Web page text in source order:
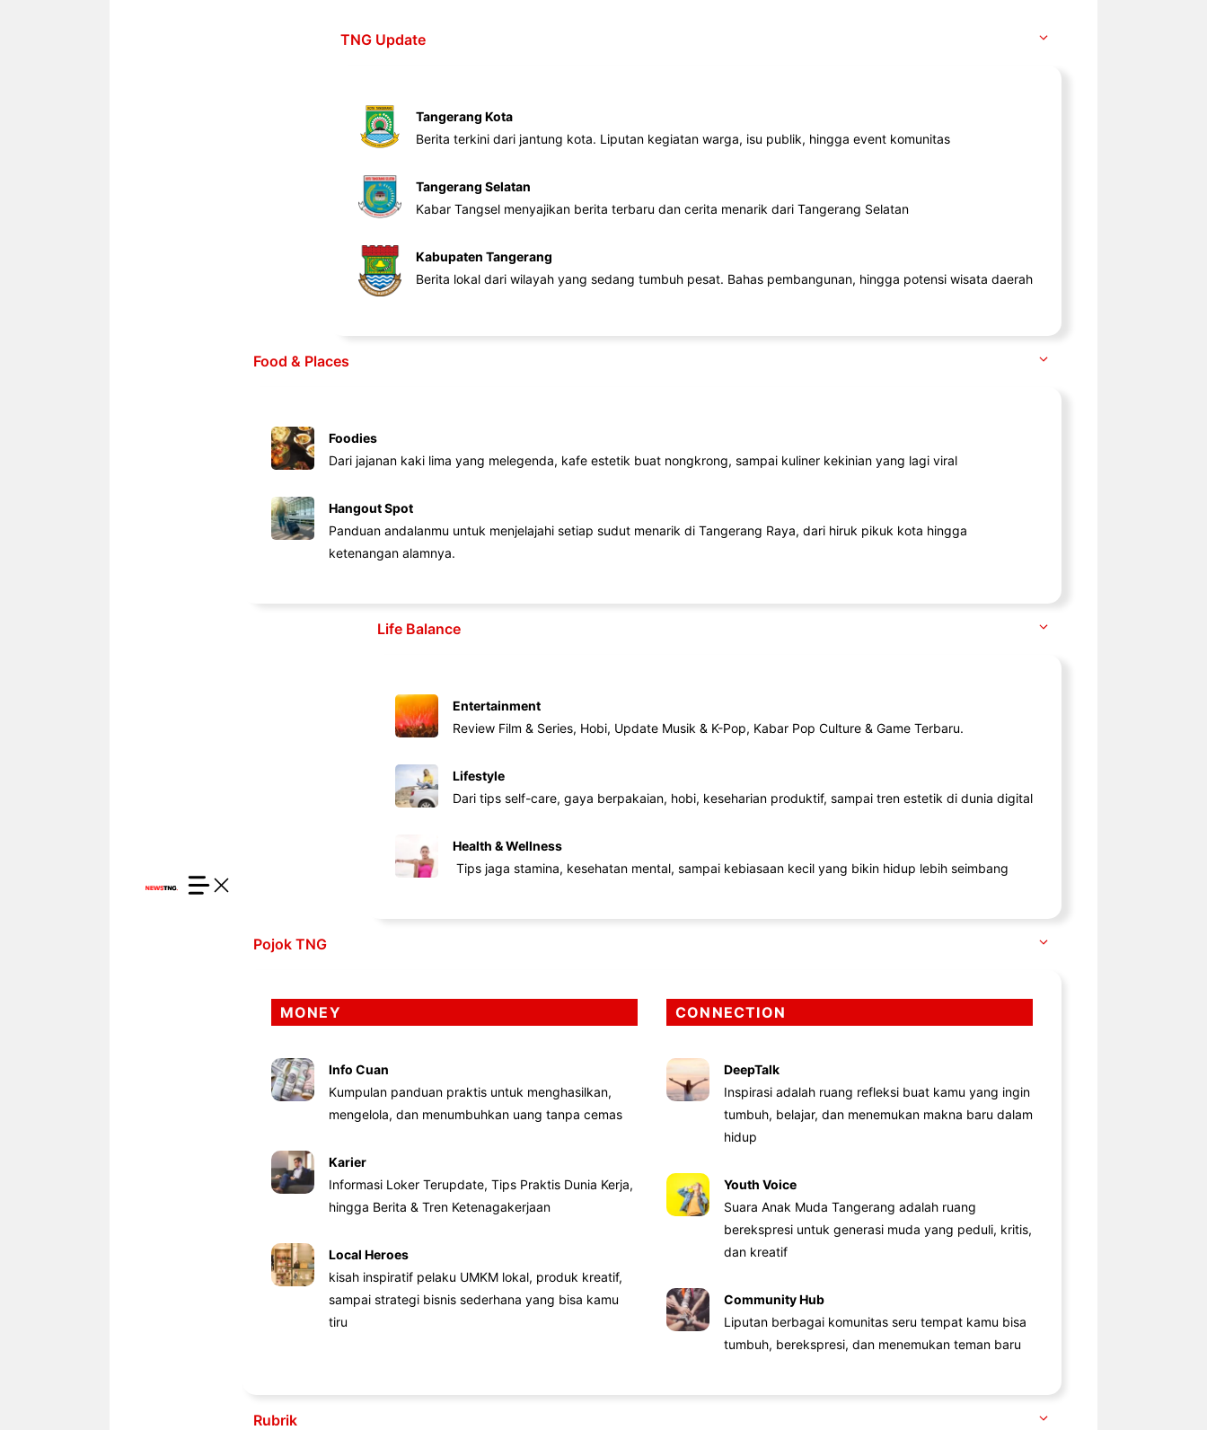
TNG Update
Tangerang Kota
Berita terkini dari jantung kota. Liputan kegiatan warga, isu publik, hingga event komunitas
Tangerang Selatan
Kabar Tangsel menyajikan berita terbaru dan cerita menarik dari Tangerang Selatan
Kabupaten Tangerang
Berita lokal dari wilayah yang sedang tumbuh pesat. Bahas pembangunan, hingga potensi wisata daerah
Food & Places
Foodies
Dari jajanan kaki lima yang melegenda, kafe estetik buat nongkrong, sampai kuliner kekinian yang lagi viral
Hangout Spot
Panduan andalanmu untuk menjelajahi setiap sudut menarik di Tangerang Raya, dari hiruk pikuk kota hingga
ketenangan alamnya.
Life Balance
Entertainment
Review Film & Series, Hobi, Update Musik & K-Pop, Kabar Pop Culture & Game Terbaru.
Lifestyle
Dari tips self-care, gaya berpakaian, hobi, keseharian produktif, sampai tren estetik di dunia digital
Health & Wellness
Tips jaga stamina, kesehatan mental, sampai kebiasaan kecil yang bikin hidup lebih seimbang
Pojok TNG
MONEY
Info Cuan
Kumpulan panduan praktis untuk menghasilkan,
mengelola, dan menumbuhkan uang tanpa cemas
Karier
Informasi Loker Terupdate, Tips Praktis Dunia Kerja,
hingga Berita & Tren Ketenagakerjaan
Local Heroes
kisah inspiratif pelaku UMKM lokal, produk kreatif,
sampai strategi bisnis sederhana yang bisa kamu
tiru
CONNECTION
DeepTalk
Inspirasi adalah ruang refleksi buat kamu yang ingin
tumbuh, belajar, dan menemukan makna baru dalam
hidup
Youth Voice
Suara Anak Muda Tangerang adalah ruang
berekspresi untuk generasi muda yang peduli, kritis,
dan kreatif
Community Hub
Liputan berbagai komunitas seru tempat kamu bisa
tumbuh, berekspresi, dan menemukan teman baru
Rubrik